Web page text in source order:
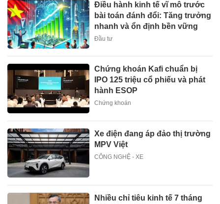
Điều hành kinh tế vĩ mô trước
bài toán đánh đổi: Tăng trưởng
nhanh và ổn định bền vững
Đầu tư
Chứng khoán Kafi chuẩn bị
IPO 125 triệu cổ phiếu và phát
hành ESOP
Chứng khoán
Xe điện đang áp đảo thị trường
MPV Việt
CÔNG NGHỆ - XE
Nhiều chỉ tiêu kinh tế 7 tháng